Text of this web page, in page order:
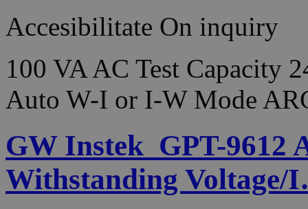
Accesibilitate On inquiry
100 VA AC Test Capacity
Auto W-I or I-W Mode
GW Instek_GPT-9612
Withstanding